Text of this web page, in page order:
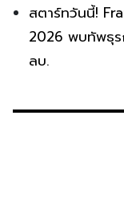
สตาร์ทวันนี้!
2026 พบทัพธุร
ลบ.